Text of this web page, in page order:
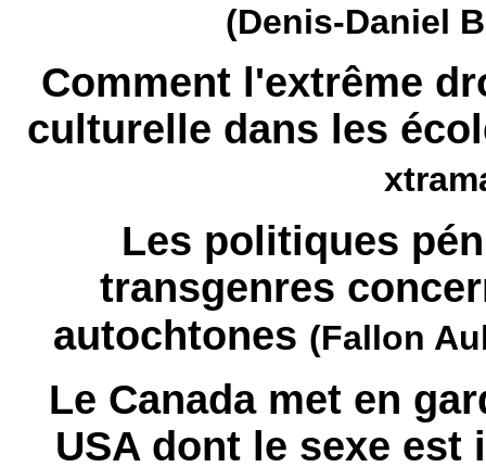
(Denis-Daniel
Comment l'extrême
culturelle dans les
Les politiques
transgenres
autochtones (Fallon
Le Canada met en
USA dont le sexe